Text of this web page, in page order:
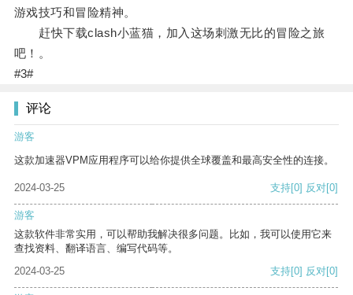
游戏技巧和冒险精神。
赶快下载clash小蓝猫，加入这场刺激无比的冒险之旅
吧！。
#3#
评论
游客
这款加速器VPM应用程序可以给你提供全球覆盖和最高安全性的连接。
2024-03-25 支持[0] 反对[0]
游客
这款软件非常实用，可以帮助我解决很多问题。比如，我可以使用它来
查找资料、翻译语言、编写代码等。
2024-03-25
支持[0] 反对[0]